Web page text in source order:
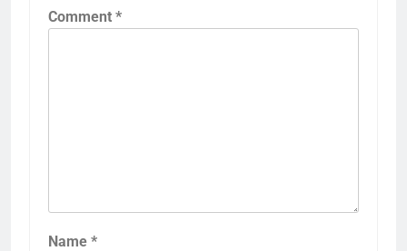
Comment *
Name *